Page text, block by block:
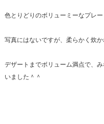
色とりどりのボリューミーなプレ
写真にはないですが、柔らかく炊
デザートまでボリューム満点で、
いました＾＾